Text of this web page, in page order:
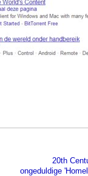
20th
ongeduldige